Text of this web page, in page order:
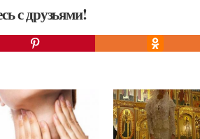
с друзьями!